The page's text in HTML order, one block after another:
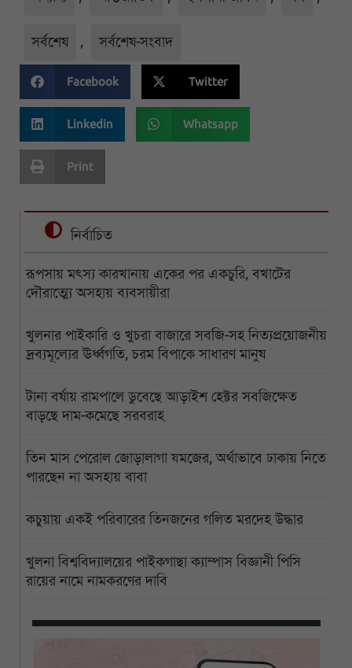
সর্বশেষ , সর্বশেষ-সংবাদ
Facebook Twitter
Linkedin Whatsapp
Print
নির্বাচিত
রূপসায় মৎস্য কারখানায় একের পর একচুরি, বখাটের
দৌরাত্ম্যে অসহায় ব্যবসায়ীরা
খুলনার পাইকারি ও খুচরা বাজারে সবজি-সহ নিত্যপ্রয়োজনীয়
দ্রব্যমূল্যের ঊর্ধ্বগতি, চরম বিপাকে সাধারণ মানুষ
টানা বর্ষায় রামপালে ডুবেছে আড়াইশ হেক্টর সবজিক্ষেত
বাড়ছে দাম-কমেছে সরবরাহ
তিন মাস পেরোল জোড়ালাগা যমজের, অর্থাভাবে ঢাকায় নিতে
পারছেন না অসহায় বাবা
কচুয়ায় একই পরিবারের তিনজনের গলিত মরদেহ উদ্ধার
খুলনা বিশ্ববিদ্যালয়ের পাইকগাছা ক্যাম্পাস বিজ্ঞানী পিসি
রায়ের নামে নামকরণের দাবি